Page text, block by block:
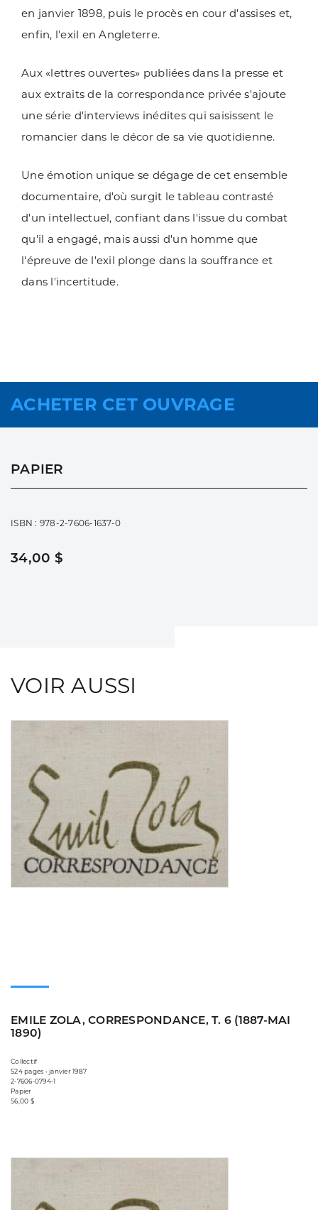
en janvier 1898, puis le procès en cour d'assises et,
enfin, l'exil en Angleterre.
Aux «lettres ouvertes» publiées dans la presse et
aux extraits de la correspondance privée s'ajoute
une série d'interviews inédites qui saisissent le
romancier dans le décor de sa vie quotidienne.
Une émotion unique se dégage de cet ensemble
documentaire, d'où surgit le tableau contrasté
d'un intellectuel, confiant dans l'issue du combat
qu'il a engagé, mais aussi d'un homme que
l'épreuve de l'exil plonge dans la souffrance et
dans l'incertitude.
ACHETER CET OUVRAGE
PAPIER
ISBN : 978-2-7606-1637-0
34,00 $
VOIR AUSSI
EMILE ZOLA, CORRESPONDANCE, T. 6 (1887-MAI
1890)
Collectif
524 pages • janvier 1987
2-7606-0794-1
Papier
56,00 $